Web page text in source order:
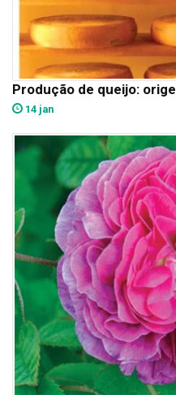
Produção de queijo:
14 jan